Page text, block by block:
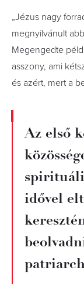
„Jézus nagy
megnyilvánult
Megengedte
asszony, ami
és azért, mert a
Az első
idővel